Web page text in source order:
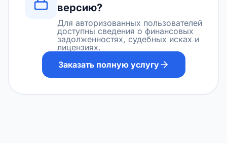
версию?
Для авторизованных пользователей
доступны сведения о финансовых
задолженностях, судебных исках и
лицензиях.
Заказать полную услугу